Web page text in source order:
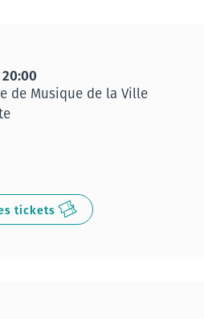
20:00
de Musique de la Ville
tickets